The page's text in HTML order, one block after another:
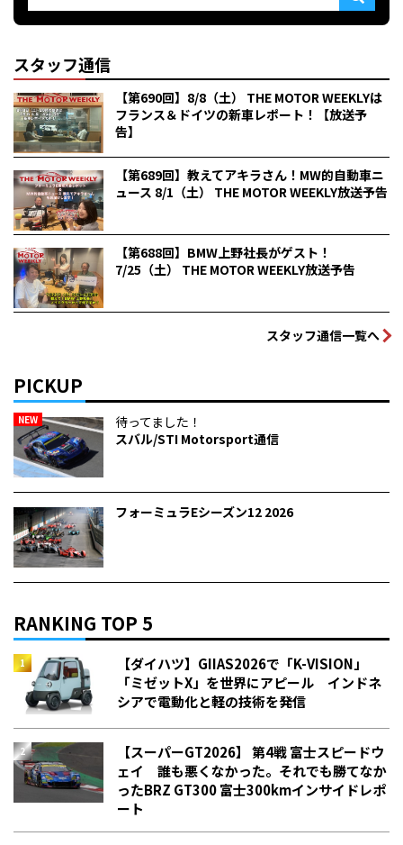
スタッフ通信
【第690回】8/8（土） THE MOTOR WEEKLYは
フランス＆ドイツの新車レポート！【放送予
告】
【第689回】教えてアキラさん！MW的自動車ニ
ュース 8/1（土） THE MOTOR WEEKLY放送予告
【第688回】BMW上野社長がゲスト！
7/25（土） THE MOTOR WEEKLY放送予告
スタッフ通信一覧へ
PICKUP
NEW
待ってました！
スバル/STI Motorsport通信
フォーミュラEシーズン12 2026
RANKING TOP 5
【ダイハツ】GIIAS2026で「K-VISION」
「ミゼットX」を世界にアピール インドネ
シアで電動化と軽の技術を発信
【スーパーGT2026】 第4戦 富士スピードウ
ェイ 誰も悪くなかった。それでも勝てなか
った――BRZ GT300 富士300kmインサイドレポ
ート